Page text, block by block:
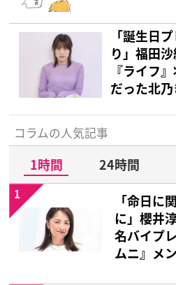
「誕生日
り」福田
『ライフ
だった北
コラムの人気記事
1時間 24時間
「命日に
に」櫻井
名バイプ
ムニ』メ
1